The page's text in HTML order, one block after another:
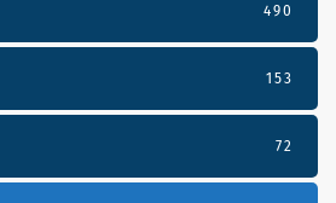
490
153
72